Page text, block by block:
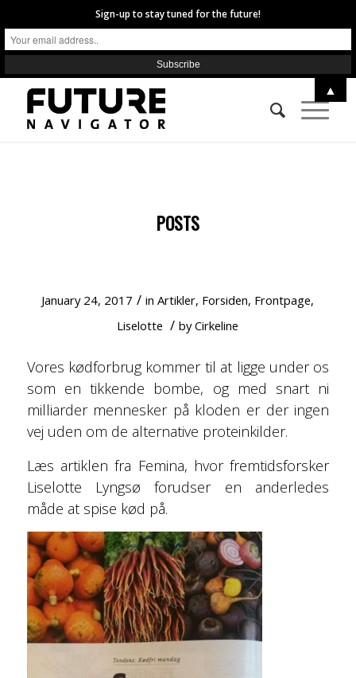
POSTS
January 24, 2017 / inArtikler, Forsiden, Frontpage,
Liselotte / byCirkeline
Vores kødforbrug kommer til at ligge under os
som en tikkende bombe, og med snart ni
milliarder mennesker på kloden er der ingen
vej uden om de alternative proteinkilder.
Læs artiklen fra Femina, hvor fremtidsforsker
Liselotte Lyngsø forudser en anderledes
måde at spise kød på.
Sign-up to stay tuned for the future!
▲